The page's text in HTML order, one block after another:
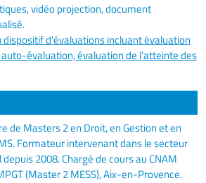
vidéo projection, document
d'évaluations incluant évaluation
évaluation, évaluation de l'atteinte des
de Masters 2 en Droit, en Gestion et en
Formateur intervenant dans le secteur
2008. Chargé de cours au CNAM
(Master 2 MESS), Aix-en-Provence.